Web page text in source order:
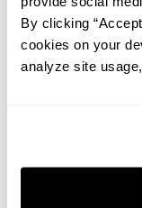
By clicking
cookies on your
analyze site
トクッキー）
・レイトチェックア
・チェキ貸出（フィ